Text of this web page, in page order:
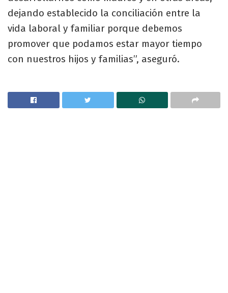
dejando establecido la conciliación entre la
vida laboral y familiar porque debemos
promover que podamos estar mayor tiempo
con nuestros hijos y familias”, aseguró.